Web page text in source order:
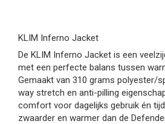
KLIM Inferno Jacket
De KLIM Inferno Jacket is een
met een perfecte balans tussen
Gemaakt van 310 grams polyester/
way stretch en anti-pilling
comfort voor dagelijks gebruik én
zwaarder en warmer dan de